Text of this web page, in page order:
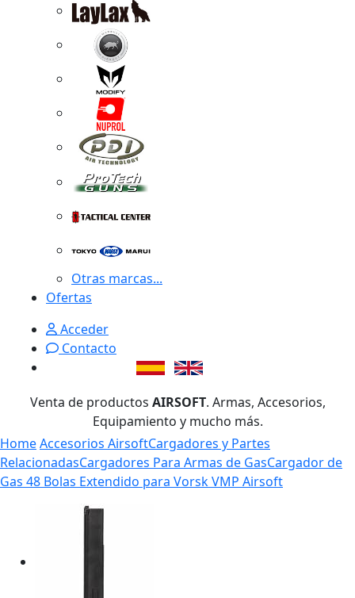
Otras marcas...
Ofertas
Acceder
Contacto
Venta de productos AIRSOFT. Armas, Accesorios,
Equipamiento y mucho más.
HomeAccesorios AirsoftCargadores y Partes
RelacionadasCargadores Para Armas de GasCargador de
Gas 48 Bolas Extendido para Vorsk VMP Airsoft